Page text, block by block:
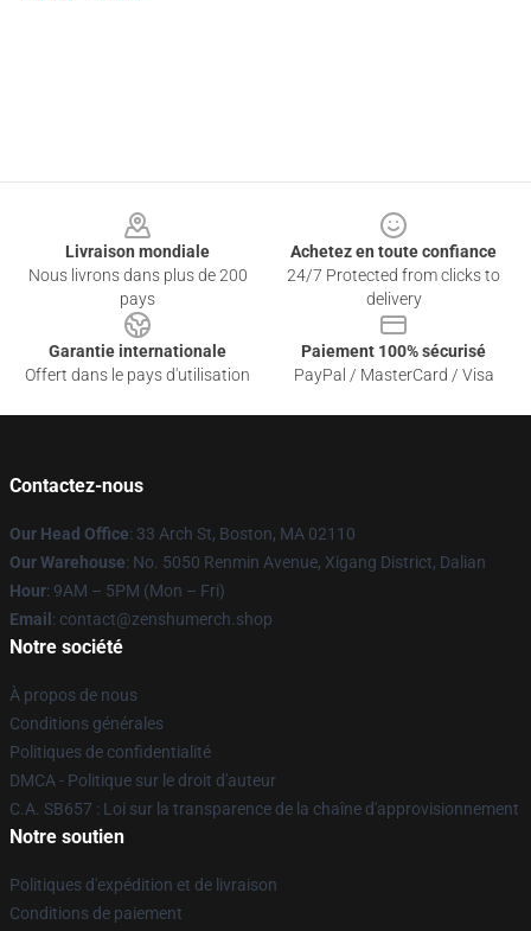
Livraison mondiale
Nous livrons dans plus de 200
pays
Achetez en toute confiance
24/7 Protected from clicks to
delivery
Garantie internationale
Offert dans le pays d'utilisation
Paiement 100% sécurisé
PayPal / MasterCard / Visa
Contactez-nous
Our Head Office: 33 Arch St, Boston, MA 02110
Our Warehouse: No. 5050 Renmin Avenue, Xigang District, Dalian
Hour: 9AM – 5PM (Mon – Fri)
Email : contact@zenshumerch.shop
Notre société
À propos de nous
Conditions générales
Politiques de confidentialité
DMCA - Politique sur le droit d'auteur
C.A. SB657 : Loi sur la transparence de la chaîne d'approvisionnement
Notre soutien
Politiques d'expédition et de livraison
Conditions de paiement